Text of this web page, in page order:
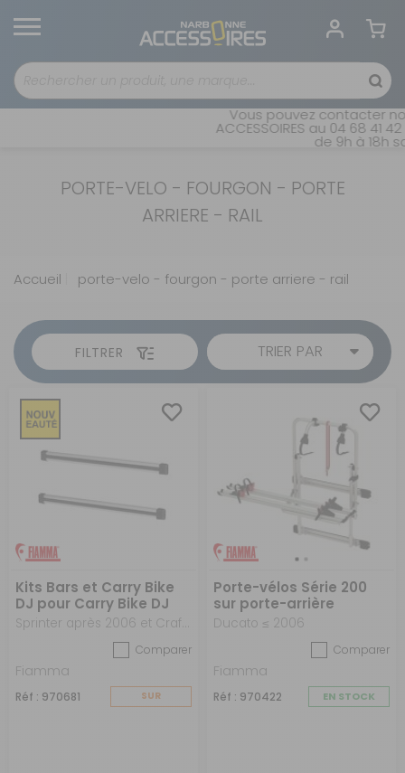
Vous pouvez contacter
ACCESSOIRES au 04 68 41
de 9h à 18h
PORTE-VELO - FOURGON - PORTE
ARRIERE - RAIL
Accueil porte-velo - fourgon - porte arriere - rail
FILTRER TRIER PAR
Kits Bars et Carry Bike
DJ pour Carry Bike DJ
complet
Comparer
Fiamma
Réf : 970681
SUR
Porte-vélos Série 200
sur porte-arrière
Ducato ≤ 2006
Comparer
Fiamma
Réf : 970422 EN STOCK